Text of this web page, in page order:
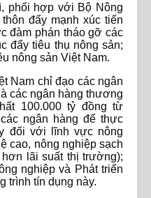
phối hợp với Bộ Nông
đẩy mạnh xúc tiến
đàm phán tháo gỡ các
đẩy tiêu thụ nông sản;
nông sản Việt Nam.
Nam chỉ đạo các ngân
các ngân hàng thương
100.000 tỷ đồng từ
ngân hàng để thực
đối với lĩnh vực nông
cao, nông nghiệp sạch
lãi suất thị trường);
nghiệp và Phát triển
trình tín dụng này.